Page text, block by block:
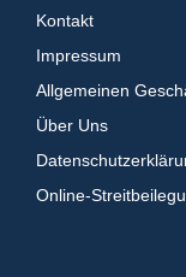
Kontakt
Impressum
Allgemeinen
Über Uns
Online-